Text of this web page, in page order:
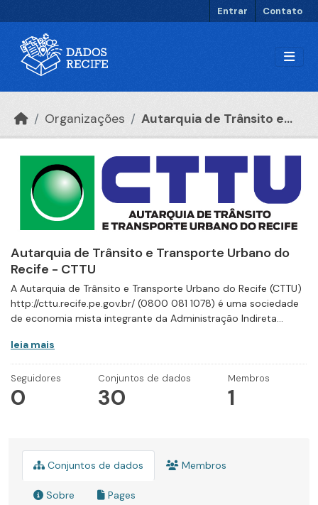
Entrar Contato
Organizações Autarquia de Trânsito e...
Autarquia de Trânsito e Transporte Urbano do
Recife - CTTU
A Autarquia de Trânsito e Transporte Urbano do Recife (CTTU)
http://cttu.recife.pe.gov.br/ (0800 081 1078) é uma sociedade
de economia mista integrante da Administração Indireta...
leia mais
Seguidores
0
Conjuntos de dados
30
Membros
1
Conjuntos de dados Membros
Sobre Pages